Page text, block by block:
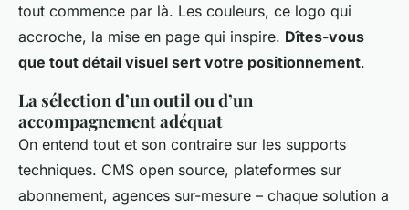
tout commence par là. Les couleurs, ce logo qui
accroche, la mise en page qui inspire. Dîtes-vous
que tout détail visuel sert votre positionnement.
La sélection d’un outil ou d’un
accompagnement adéquat
On entend tout et son contraire sur les supports
techniques. CMS open source, plateformes sur
abonnement, agences sur-mesure – chaque solution a